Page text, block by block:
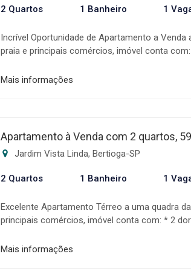
2 Quartos 1 Banheiro 1
Incrível Oportunidade de Apartamento a Venda
praia e principais comércios, imóvel conta
Varanda gourmet * 1 vaga de garagem *
toda a fase de negociação, auxiliando assim na
sonho! Os valores, condições e disponibilidade
sujeitos a alteração sem aviso prévio.
Mais informações
Apartamento à Venda com 2 quartos,
Jardim Vista Linda, Bertioga-SP
2 Quartos 1 Banheiro 1
Excelente Apartamento Térreo a uma quadra
principais comércios, imóvel conta com: * 2
Varanda privativa * 1 vaga de garagem coberta
Mais informações